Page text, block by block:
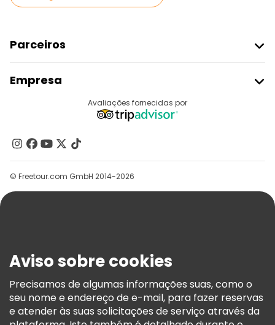
Parceiros
Registo Do Fornecedor
Programa De Afiliados
Empresa
Contacte-Nos
Grupos
Ajuda
Termos E Informações Legais
Política De Cookies
Freetour Prémios
Programa De Fidelidade
Avaliações fornecidas por
© Freetour.com GmbH 2014-2026
Aviso sobre cookies
Precisamos de algumas informações suas, como o
seu nome e endereço de e-mail, para fazer reservas
e atender às suas solicitações de serviço através da